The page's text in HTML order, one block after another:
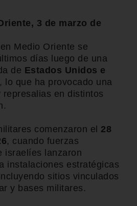
3 de marzo de
Medio Oriente se
días luego de una
de Estados Unidos e
, lo que ha provocado una
en distintos
comenzaron el 28
, cuando fuerzas
israelíes lanzaron
instalaciones estratégicas
sitios vinculados
y bases militares.